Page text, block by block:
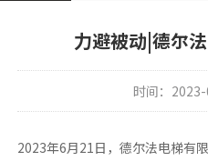
力避被动|德尔
时间：
2023年6月21日，德尔法电梯有